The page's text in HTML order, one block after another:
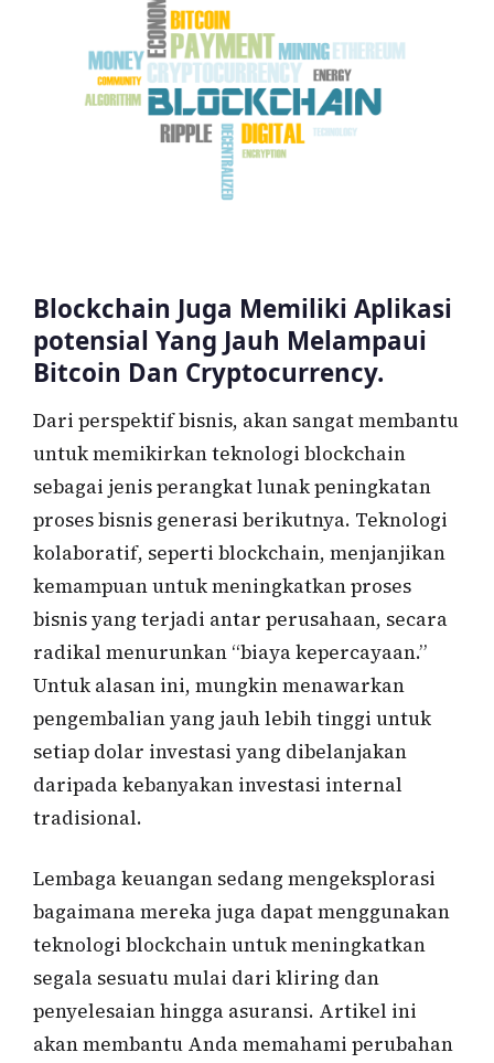
Blockchain Juga Memiliki Aplikasi
potensial Yang Jauh Melampaui
Bitcoin Dan Cryptocurrency.
Dari perspektif bisnis, akan sangat membantu
untuk memikirkan teknologi blockchain
sebagai jenis perangkat lunak peningkatan
proses bisnis generasi berikutnya. Teknologi
kolaboratif, seperti blockchain, menjanjikan
kemampuan untuk meningkatkan proses
bisnis yang terjadi antar perusahaan, secara
radikal menurunkan “biaya kepercayaan.”
Untuk alasan ini, mungkin menawarkan
pengembalian yang jauh lebih tinggi untuk
setiap dolar investasi yang dibelanjakan
daripada kebanyakan investasi internal
tradisional.
Lembaga keuangan sedang mengeksplorasi
bagaimana mereka juga dapat menggunakan
teknologi blockchain untuk meningkatkan
segala sesuatu mulai dari kliring dan
penyelesaian hingga asuransi. Artikel ini
akan membantu Anda memahami perubahan